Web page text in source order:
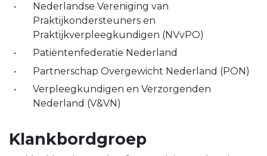
Nederlandse Vereniging van
Praktijkondersteuners en
Praktijkverpleegkundigen (NVvPO)
Patiëntenfederatie Nederland
Partnerschap Overgewicht Nederland (PON)
Verpleegkundigen en Verzorgenden
Nederland (V&VN)
Klankbordgroep